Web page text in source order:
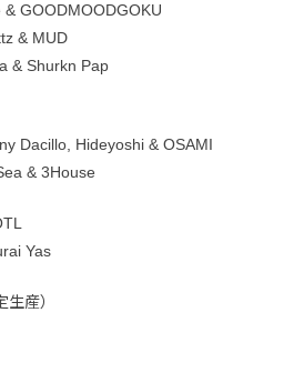
GOODMOODGOKU
& MUD
& Shurkn Pap
Dacillo, Hideyoshi & OSAMI
& 3House
Yas
産）